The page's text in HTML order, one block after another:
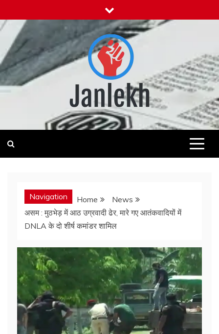
to
content
News for Public
Navigation Home
News
असम : मुठभेड़ में आठ उग्रवादी ढेर, मारे गए आतंकवादियों में
DNLA के दो शीर्ष कमांडर शामिल